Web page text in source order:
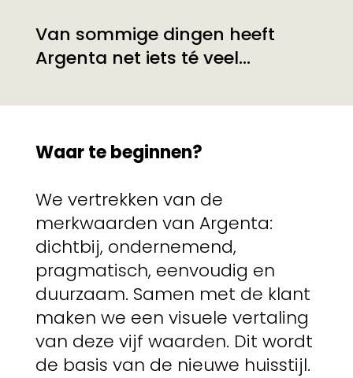
Van sommige dingen heeft
Argenta net iets té veel...
Waar te beginnen?
We vertrekken van de
merkwaarden van Argenta:
dichtbij, ondernemend,
pragmatisch, eenvoudig en
duurzaam. Samen met de klant
maken we een visuele vertaling
van deze vijf waarden. Dit wordt
de basis van de nieuwe huisstijl.